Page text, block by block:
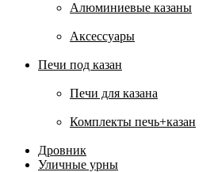
Алюминиевые казаны
Аксессуары
Печи под казан
Печи для казана
Комплекты печь+казан
Дровник
Уличные урны